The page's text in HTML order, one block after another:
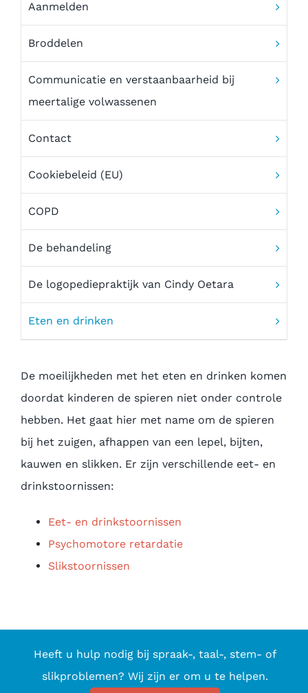
Ons team
Partners
Aanmelden
Broddelen
Communicatie en verstaanbaarheid bij
meertalige volwassenen
Contact
Cookiebeleid (EU)
COPD
De behandeling
De logopediepraktijk van Cindy Oetara
Eten en drinken
De moeilijkheden met het eten en drinken komen
doordat kinderen de spieren niet onder controle
hebben. Het gaat hier met name om de spieren
bij het zuigen, afhappen van een lepel, bijten,
kauwen en slikken. Er zijn verschillende eet- en
drinkstoornissen:
Eet- en drinkstoornissen
Psychomotore retardatie
Slikstoornissen
Heeft u hulp nodig bij spraak-, taal-, stem- of
slikproblemen? Wij zijn er om u te helpen.